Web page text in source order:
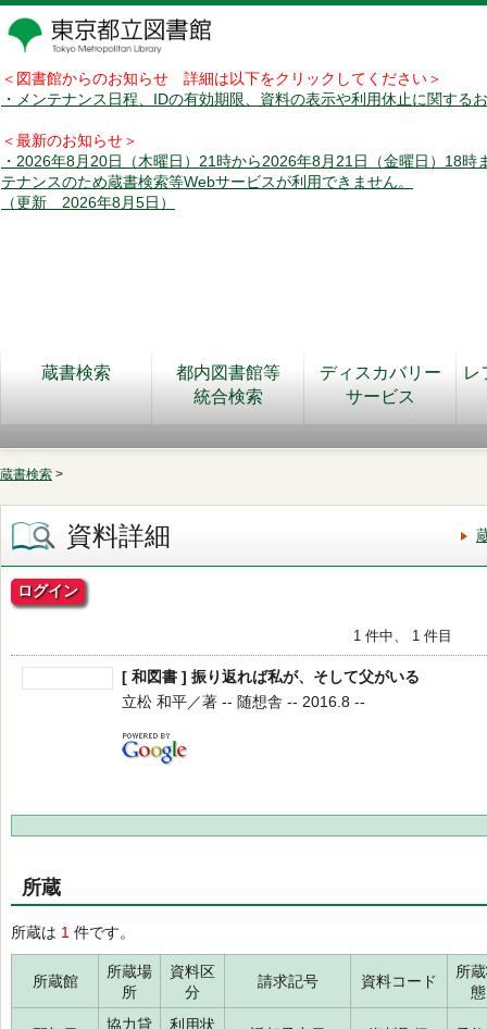
＜図書館からのお知らせ 詳細は以下をクリックしてください＞
・メンテナンス日程、IDの有効期限、資料の表示や利用休止に関する
＜最新のお知らせ＞
・2026年8月20日（木曜日）21時から2026年8月21日（金曜日）18時
テナンスのため蔵書検索等Webサービスが利用できません。
（更新 2026年8月5日）
蔵書検索
都内図書館等
統合検索
ディスカバリー
サービス
レ
蔵書検索 >
資料詳細
ログイン
1 件中、 1 件目
[ 和図書 ] 振り返れば私が、そして父がいる
立松 和平／著 -- 随想舎 -- 2016.8 --
所蔵
所蔵は 1 件です。
所蔵館
所蔵場
所
資料区
分
請求記号 資料コード
所
態
協力貸
利用状